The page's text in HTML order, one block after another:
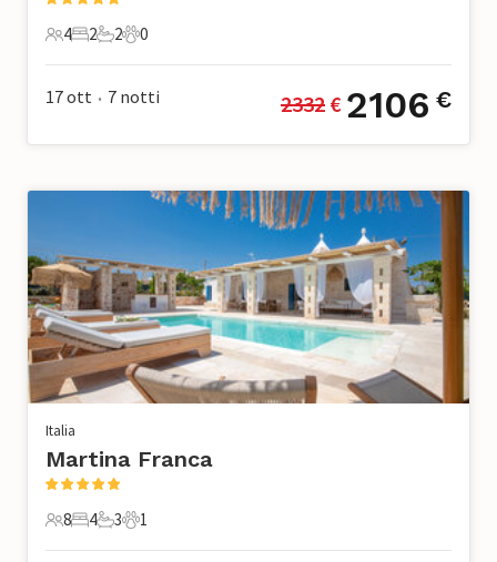
4 Ospiti
4
2 Camere da letto
2
2 Bagni
2
0 Animali domestici
0
17 ott • 7 notti 2332 € 2106 €
Italia
Martina Franca
8 Ospiti
8
4 Camere da letto
4
3 Bagni
3
1 Animale domestico
1